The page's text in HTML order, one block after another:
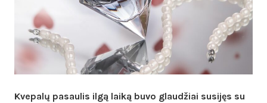
Kvepalų pasaulis ilgą laiką buvo glaudžiai susijęs su